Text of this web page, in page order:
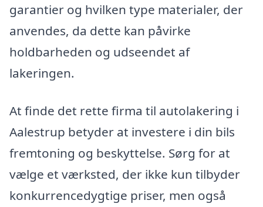
garantier og hvilken type materialer, der
anvendes, da dette kan påvirke
holdbarheden og udseendet af
lakeringen.
At finde det rette firma til autolakering i
Aalestrup betyder at investere i din bils
fremtoning og beskyttelse. Sørg for at
vælge et værksted, der ikke kun tilbyder
konkurrencedygtige priser, men også